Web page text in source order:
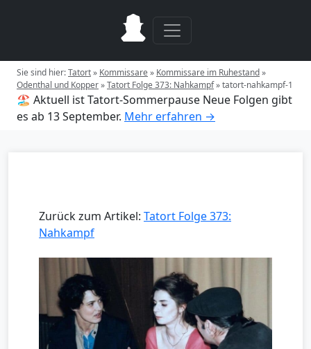
Sie sind hier:Tatort» Kommissare» Kommissare im Ruhestand»
Odenthal und Kopper»Tatort Folge 373: Nahkampf»tatort-nahkampf-1
🏖️ Aktuell ist Tatort-Sommerpause Neue Folgen gibt
es ab 13 September. Mehr erfahren →
Zurück zum Artikel: Tatort Folge 373:
Nahkampf